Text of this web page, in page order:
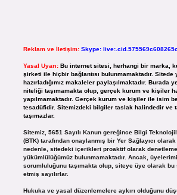
Reklam ve İletişim: Skype:
Yasal Uyarı: Bu internet sitesi, herhangi bir marka,
şirketi ile hiçbir bağlantısı bulunmamaktadır. Sitede
hazırladığımız makaleler paylaşılmaktadır. Burada
niteliği taşımamakta olup, gerçek kurum ve kişiler
yapılmamaktadır. Gerçek kurum ve kişiler ile isim
tesadüfidir. Sitemizdeki bilgiler taslak halindedir ve
taşımazlar.
Sitemiz, 5651 Sayılı Kanun gereğince Bilgi
(BTK) tarafından onaylanmış bir Yer Sağlayıcı
nedenle, sitedeki içerikleri proaktif olarak
yükümlülüğümüz bulunmamaktadır. Ancak,
sorumluluğunu taşımakta olup, siteye üye olarak bu
etmiş sayılırlar.
Hukuka ve yasal düzenlemelere aykırı olduğunu